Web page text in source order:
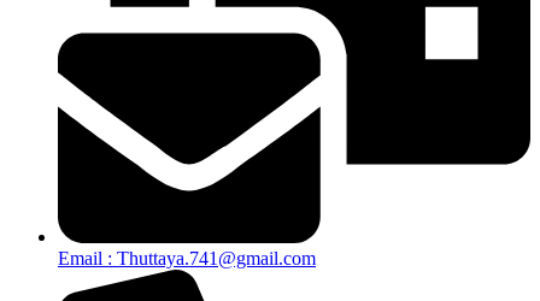
Email : Thuttaya.741@gmail.com